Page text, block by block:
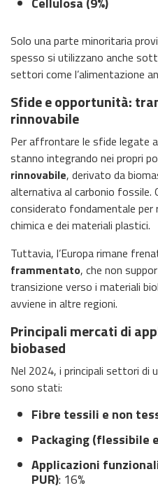
Solo una parte minoritaria
spesso si utilizzano anche
settori come l’alimentazione
Sfide e opportunità:
rinnovabile
Per affrontare le sfide legate
stanno integrando nei propri
rinnovabile, derivato da
alternativa al carbonio fossile.
considerato fondamentale per
chimica e dei materiali plastici.
Tuttavia, l’Europa rimane
frammentato, che non
transizione verso i materiali
avviene in altre regioni.
Principali mercati di
biobased
Nel 2024, i principali settori di
sono stati:
Fibre tessili e non
Packaging (flessibile
Applicazioni
PUR): 16%